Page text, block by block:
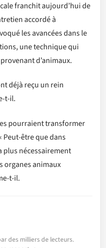
franchit aujourd’hui de
accordé à
les avancées dans le
une technique qui
d’animaux.
déjà reçu un rein
t-il.
pourraient transformer
Peut-être que dans
plus nécessairement
organes animaux
t-il.
des milliers de lecteurs.